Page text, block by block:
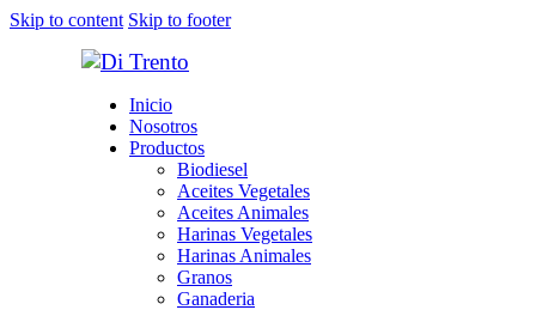
Skip to content Skip to footer
Inicio
Nosotros
Productos
Biodiesel
Aceites Vegetales
Aceites Animales
Harinas Vegetales
Harinas Animales
Granos
Ganaderia